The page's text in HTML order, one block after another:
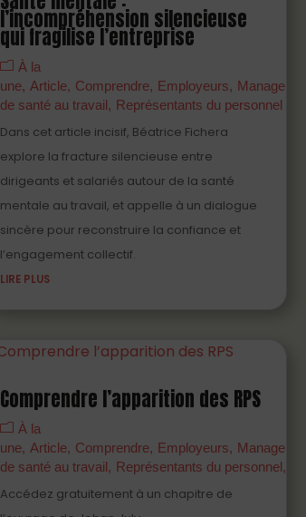
l’incompréhension silencieuse
qui fragilise l’entreprise
À la
une Article Comprendre Employeurs Managers
de santé au travail
Représentants du personnel
Dans cet article incisif, Béatrice Fichera
explore la fracture silencieuse entre
dirigeants et salariés autour de la santé
mentale au travail, et appelle à un dialogue
sincère pour reconstruire la confiance et
l’engagement collectif.
LIRE PLUS
Comprendre l’apparition des RPS
À la
une Article Comprendre Employeurs Managers
de santé au travail
Représentants du personnel
Accédez gratuitement à un chapitre de